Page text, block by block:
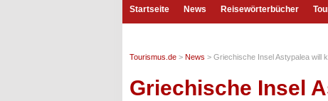
Startseite News Reisewörterbücher
Tourismus.de > News > Griechische Insel Astypalea will
Griechische Insel